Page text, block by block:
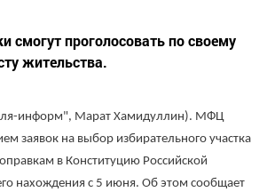
смогут проголосовать по своему
жительства.
информ", Марат Хамидуллин). МФЦ
заявок на выбор избирательного участка
в Конституцию Российской
нахождения с 5 июня. Об этом сообщает